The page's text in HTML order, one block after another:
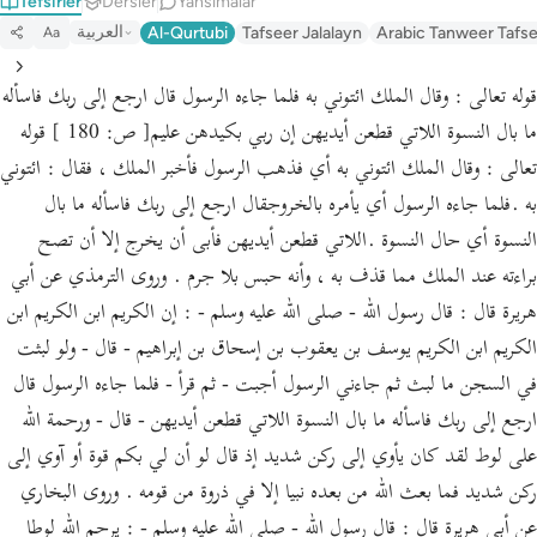
Aa العربية Al-Qurtubi Tafseer Jalalayn Arabic Tanweer
قوله تعالى : وقال الملك ائتوني به فلما جاءه الرسول قال ارجع إلى ربك فاسأله
ما بال النسوة اللاتي قطعن أيديهن إن ربي بكيدهن عليم[ ص: 180 ] قوله
تعالى : وقال الملك ائتوني به أي فذهب الرسول فأخبر الملك ، فقال : ائتوني
به .فلما جاءه الرسول أي يأمره بالخروجقال ارجع إلى ربك فاسأله ما بال
النسوة أي حال النسوة .اللاتي قطعن أيديهن فأبى أن يخرج إلا أن تصح
براءته عند الملك مما قذف به ، وأنه حبس بلا جرم . وروى الترمذي عن أبي
هريرة قال : قال رسول الله - صلى الله عليه وسلم - : إن الكريم ابن الكريم ابن
الكريم ابن الكريم يوسف بن يعقوب بن إسحاق بن إبراهيم - قال - ولو لبثت
في السجن ما لبث ثم جاءني الرسول أجبت - ثم قرأ - فلما جاءه الرسول قال
ارجع إلى ربك فاسأله ما بال النسوة اللاتي قطعن أيديهن - قال - ورحمة الله
على لوط لقد كان يأوي إلى ركن شديد إذ قال لو أن لي بكم قوة أو آوي إلى
ركن شديد فما بعث الله من بعده نبيا إلا في ذروة من قومه . وروى البخاري
عن أبي هريرة قال : قال رسول الله - صلى الله عليه وسلم - : يرحم الله لوطا